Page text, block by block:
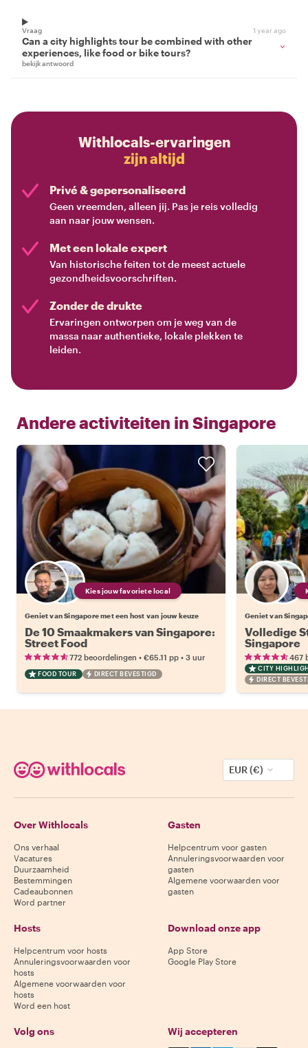
Vraag 1 year ago
Can a city highlights tour be combined with other
experiences, like food or bike tours?
bekijk antwoord
Withlocals-ervaringen
zijn altijd
Privé & gepersonaliseerd
Geen vreemden, alleen jij. Pas je reis volledig
aan naar jouw wensen.
Met een lokale expert
Van historische feiten tot de meest actuele
gezondheidsvoorschriften.
Zonder de drukte
Ervaringen ontworpen om je weg van de
massa naar authentieke, lokale plekken te
leiden.
Andere activiteiten in Singapore
Kies jouw favoriete local
Geniet van Singapore met een host van jouw keuze
De 10 Smaakmakers van Singapore:
Street Food
772 beoordelingen • €65.11 pp • 3 uur
FOOD TOUR DIRECT BEVESTIGD
Geniet van
Volledige
Singapore
467
CITY
DIRECT
EUR (€)
Over Withlocals
Ons verhaal
Vacatures
Duurzaamheid
Bestemmingen
Cadeaubonnen
Word partner
Gasten
Helpcentrum voor gasten
Annuleringsvoorwaarden voor
gasten
Algemene voorwaarden voor
gasten
Hosts
Helpcentrum voor hosts
Annuleringsvoorwaarden voor
hosts
Algemene voorwaarden voor
hosts
Word een host
Download onze app
App Store
Google Play Store
Volg ons Wij accepteren